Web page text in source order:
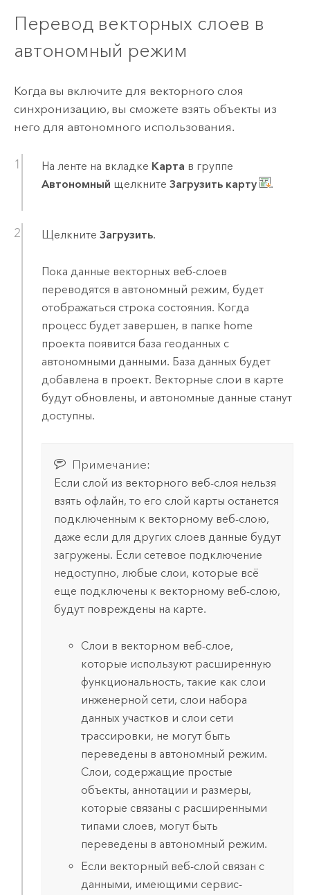
Перевод векторных слоев в
автономный режим
Когда вы включите для векторного слоя
синхронизацию, вы сможете взять объекты из
него для автономного использования.
На ленте на вкладке Карта в группе
Автономный щелкните Загрузить карту .
Щелкните Загрузить.
Пока данные векторных веб-слоев
переводятся в автономный режим, будет
отображаться строка состояния. Когда
процесс будет завершен, в папке home
проекта появится база геоданных с
автономными данными. База данных будет
добавлена в проект. Векторные слои в карте
будут обновлены, и автономные данные станут
доступны.
Примечание:
Если слой из векторного веб-слоя нельзя
взять офлайн, то его слой карты останется
подключенным к векторному веб-слою,
даже если для других слоев данные будут
загружены. Если сетевое подключение
недоступно, любые слои, которые всё
еще подключены к векторному веб-слою,
будут повреждены на карте.
Слои в векторном веб-слое,
которые используют расширенную
функциональность, такие как слои
инженерной сети, слои набора
данных участков и слои сети
трассировки, не могут быть
переведены в автономный режим.
Слои, содержащие простые
объекты, аннотации и размеры,
которые связаны с расширенными
типами слоев, могут быть
переведены в автономный режим.
Если векторный веб-слой связан с
данными, имеющими сервис-